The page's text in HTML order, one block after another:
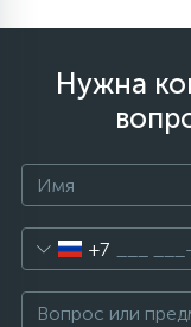
Нужна
+7